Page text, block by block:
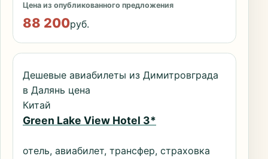
Цена из опубликованного предложения
88 200руб.
Дешевые авиабилеты из Димитровграда
в Далянь цена
Китай
Green Lake View Hotel 3*
отель, авиабилет, трансфер, страховка